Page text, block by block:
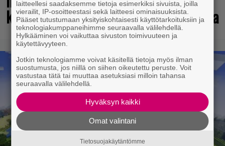
kahden miljoonan pelaajan toivelistalla
laitteellesi saadaksemme tietoja esimerkiksi sivuista, joilla
vierailit, IP-osoitteestasi sekä laitteesi ominaisuuksista.
Pääset tutustumaan yksityiskohtaisesti käyttötarkoituksiin ja
teknologiakumppaneihimme seuraavalla välilehdellä.
Hylkääminen voi vaikuttaa sivuston toimivuuteen ja
käytettävyyteen.
Jotkin teknologiamme voivat käsitellä tietoja myös ilman
suostumusta, jos niillä on siihen oikeutettu peruste. Voit
vastustaa tätä tai muuttaa asetuksiasi milloin tahansa
seuraavalla välilehdellä.
Hyväksyn kaikki
Omat valintani
Tietosuojakäytäntömme